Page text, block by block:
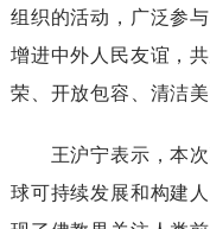
组织的活动，广泛参
增进中外人民友谊，
荣、开放包容、清洁
王沪宁表示，本次
球可持续发展和构建